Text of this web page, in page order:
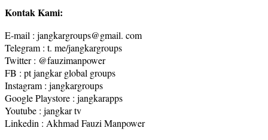
Kontak Kami:
E-mail : jangkargroups@gmail. com
Telegram : t. me/jangkargroups
Twitter : @fauzimanpower
FB : pt jangkar global groups
Instagram : jangkargroups
Google Playstore : jangkarapps
Youtube : jangkar tv
Linkedin : Akhmad Fauzi Manpower